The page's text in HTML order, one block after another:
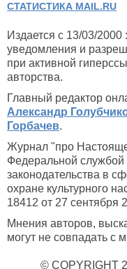
СТАТИСТИКА MAIL.RU
Издается с 13/03/
уведомления и
при активной
авторства.
Главный редактор
Александр
Горбачев.
Журнал "про
Федеральной
законодательства в
охране культурного
18412 от 27 сентября
Мнения авторов,
могут не совпадать с
© COPYRIGHT